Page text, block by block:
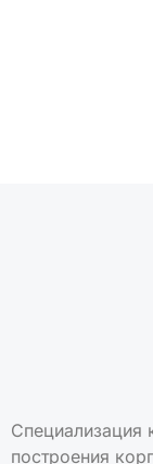
Специализация
построения